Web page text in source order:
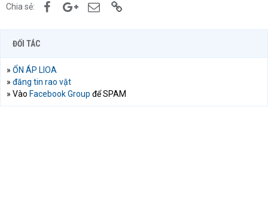
Chia sẻ: FacebookGoogle+Email
ĐỐI TÁC
» ỔN ÁP LIOA
» đăng tin rao vặt
» Vào Facebook Group để SPAM